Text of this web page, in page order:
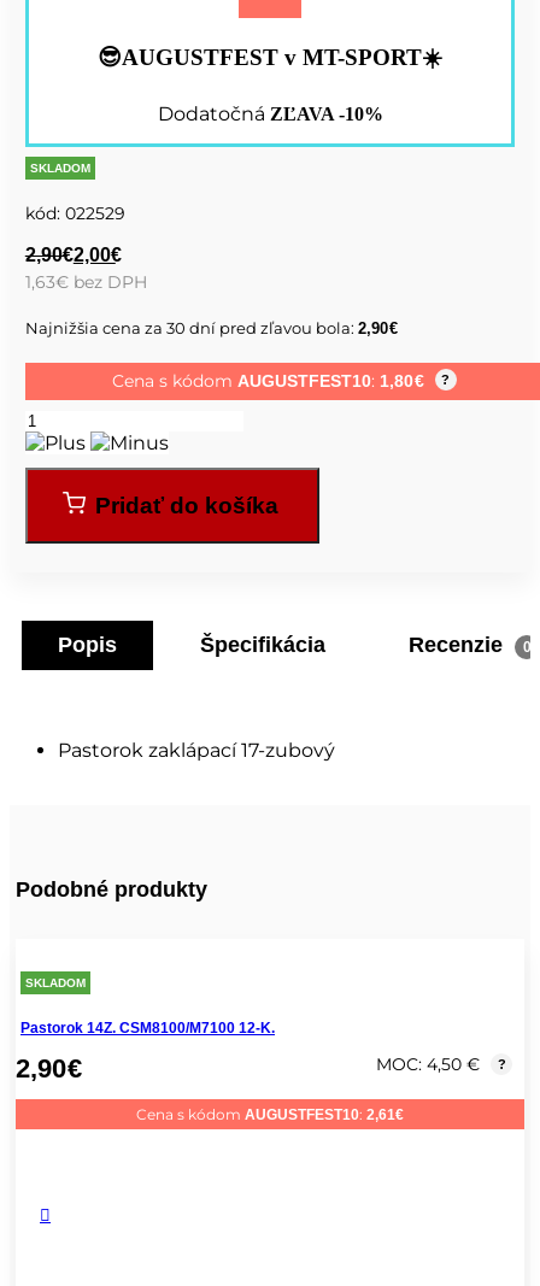
😎AUGUSTFEST v MT-SPORT☀️
Dodatočná ZĽAVA -10%
SKLADOM
kód: 022529
2,90€2,00€
1,63€ bez DPH
Najnižšia cena za 30 dní pred zľavou bola: 2,90€
Cena s kódom AUGUSTFEST10: 1,80€ ?
Pridať do košíka
Popis Špecifikácia Recenzie 0
Pastorok zaklápací 17-zubový
Podobné produkty
SKLADOM
Pastorok 14Z. CSM8100/M7100 12-K.
2,90€ MOC: 4,50 € ?
Cena s kódom AUGUSTFEST10: 2,61€